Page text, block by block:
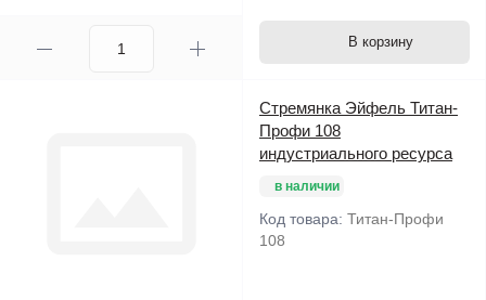
В корзину
Стремянка Эйфель Титан-
Профи 108
индустриального ресурса
в наличии
Код товара: Титан-Профи
108